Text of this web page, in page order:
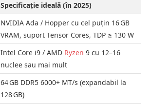
Specificație ideală (în 2025)
NVIDIA Ada / Hopper cu cel puțin 16 GB
VRAM, suport Tensor Cores, TDP ≥ 130 W
Intel Core i9 / AMD Ryzen 9 cu 12–16
nuclee sau mai mult
64 GB DDR5 6000+ MT/s (expandabil la
128 GB)